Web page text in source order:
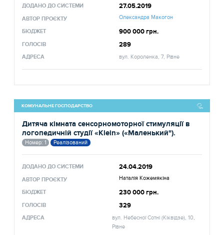
ДОДАНО ДО СИСТЕМИ 27.05.2019
АВТОР ПРОЄКТУ Олександра Макогон
БЮДЖЕТ 900 000 грн.
ГОЛОСІВ 289
АДРЕСА вул. Короленка, 7, Рівне
КОМУНАЛЬНЕ ГОСПОДАРСТВО
Дитяча кімната сенсорномоторної стимуляції в
логопедичній студії «Klein» («Маленький").
Номер: 1 Реалізований
ДОДАНО ДО СИСТЕМИ 24.04.2019
АВТОР ПРОЄКТУ Наталія Кожемякіна
БЮДЖЕТ 230 000 грн.
ГОЛОСІВ 329
АДРЕСА
вул. Небесної Сотні (Кіквідзе), 10,
Рівне